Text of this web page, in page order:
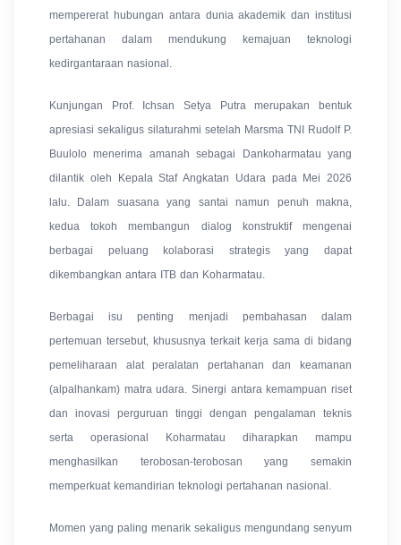
mempererat hubungan antara dunia akademik dan institusi
pertahanan dalam mendukung kemajuan teknologi
kedirgantaraan nasional.
Kunjungan Prof. Ichsan Setya Putra merupakan bentuk
apresiasi sekaligus silaturahmi setelah Marsma TNI Rudolf P.
Buulolo menerima amanah sebagai Dankoharmatau yang
dilantik oleh Kepala Staf Angkatan Udara pada Mei 2026
lalu. Dalam suasana yang santai namun penuh makna,
kedua tokoh membangun dialog konstruktif mengenai
berbagai peluang kolaborasi strategis yang dapat
dikembangkan antara ITB dan Koharmatau.
Berbagai isu penting menjadi pembahasan dalam
pertemuan tersebut, khususnya terkait kerja sama di bidang
pemeliharaan alat peralatan pertahanan dan keamanan
(alpalhankam) matra udara. Sinergi antara kemampuan riset
dan inovasi perguruan tinggi dengan pengalaman teknis
serta operasional Koharmatau diharapkan mampu
menghasilkan terobosan-terobosan yang semakin
memperkuat kemandirian teknologi pertahanan nasional.
Momen yang paling menarik sekaligus mengundang senyum